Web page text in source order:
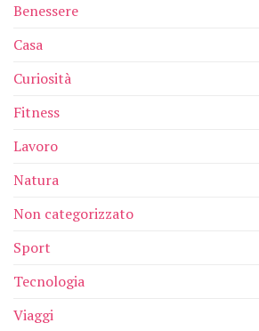
Benessere
Casa
Curiosità
Fitness
Lavoro
Natura
Non categorizzato
Sport
Tecnologia
Viaggi